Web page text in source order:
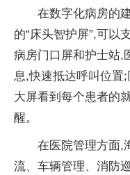
在数字化病房的
的“床头智护屏”,可以
病房门口屏和护士站,
息,快速抵达呼叫位置
大屏看到每个患者的
醒。
在医院管理方面,
流、车辆管理、消防